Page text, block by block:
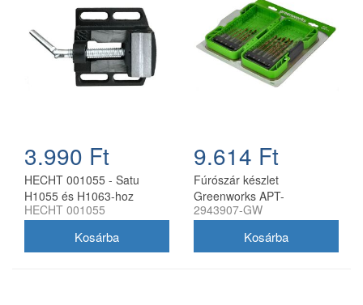
3.990 Ft
HECHT 001055 - Satu
H1055 és H1063-hoz
HECHT 001055
9.614 Ft
Fúrószár készlet
Greenworks APT-
22TCHDB-GW 22 darabos
2943907-GW